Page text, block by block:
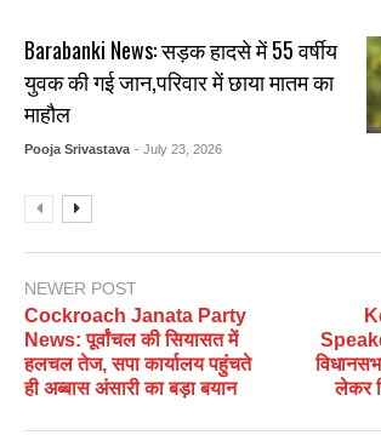
Barabanki News: सड़क हादसे में 55 वर्षीय
युवक की गई जान,परिवार में छाया मातम का
माहौल
Pooja Srivastava - July 23, 2026
NEWER POST
Cockroach Janata Party
News: पूर्वांचल की सियासत में
हलचल तेज, सपा कार्यालय पहुंचते
ही अब्बास अंसारी का बड़ा बयान
लेकर